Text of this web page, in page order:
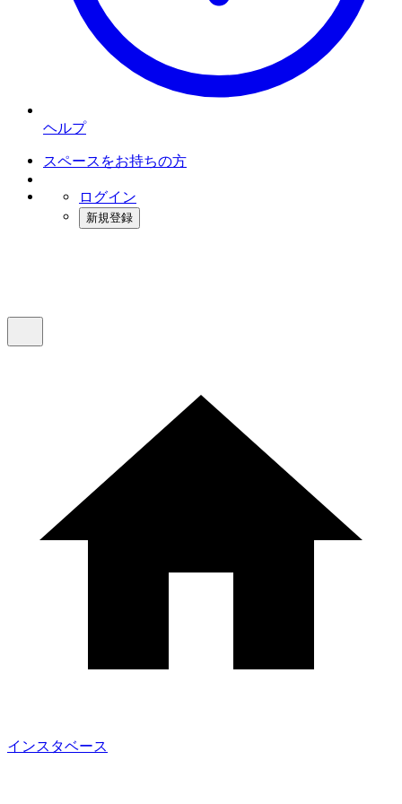
ヘルプ
スペースをお持ちの方
ログイン
新規登録
インスタベース